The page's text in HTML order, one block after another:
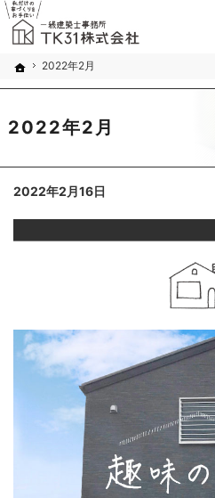
ホーム
2022年2月
2022年2月
お客様の想いを詰め込んだ家づくり。千葉市
新築戸建て・注文住宅・自由設計・リノベー
2022年2月16日